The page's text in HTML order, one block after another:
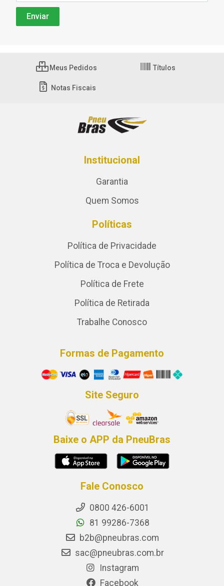
Meus Pedidos Títulos
Notas Fiscais
Institucional
Garantia
Quem Somos
Políticas
Política de Privacidade
Política de Troca e Devolução
Política de Frete
Política de Retirada
Trabalhe Conosco
Formas de Pagamento
Site Seguro
Baixe o APP da PneuBras
Fale Conosco
0800 426-6001
81 99286-7368
b2b@pneubras.com
sac@pneubras.com.br
Instagram
Facebook